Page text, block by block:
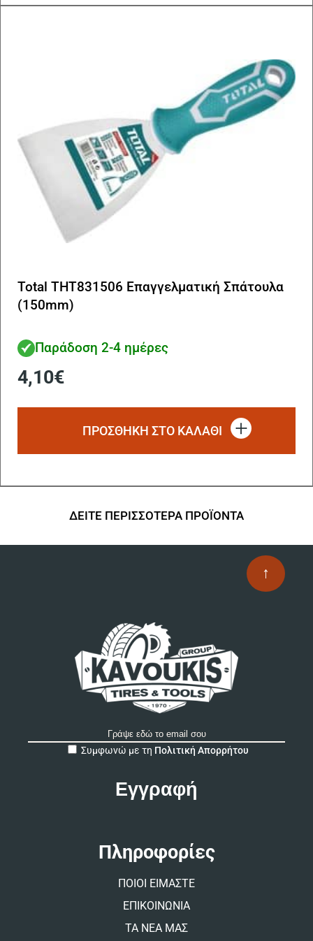
Total THT831506 Επαγγελματική Σπάτουλα
(150mm)
Παράδοση 2-4 ημέρες
4,10€
ΠΡΟΣΘΗΚΗ ΣΤΟ ΚΑΛΑΘΙ
ΔΕΙΤΕ ΠΕΡΙΣΣΟΤΕΡΑ ΠΡΟΪΟΝΤΑ
↑
Συμφωνώ με τη Πολιτική Απορρήτου
Πληροφορίες
ΠΟΙΟΙ ΕΙΜΑΣΤΕ
ΕΠΙΚΟΙΝΩΝΙΑ
ΤΑ ΝΕΑ ΜΑΣ